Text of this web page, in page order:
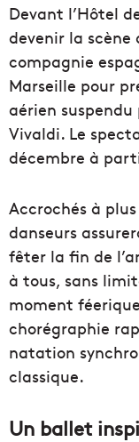
Devant l’Hôtel
devenir la scène
compagnie
Marseille pour
aérien
Vivaldi. Le
décembre à
Accrochés à
danseurs
fêter la fin de
à tous, sans
moment
chorégraphie
natation
classique.
Un ballet